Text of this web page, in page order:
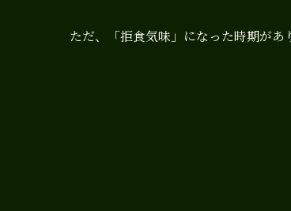
ただ、「拒食気味」になった時期があ